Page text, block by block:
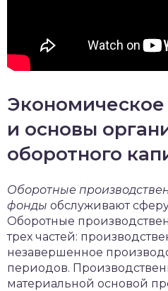
и основы
оборотного
Оборотные
фонды обслуживают
Оборотные
трех частей:
незавершенное
периодов.
материальной основой